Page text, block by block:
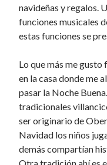
navideñas y regalos.
funciones musicales
estas funciones se
Lo que más me
en la casa donde me
pasar la Noche
tradicionales
ser originario de
Navidad los niños
demás compartían